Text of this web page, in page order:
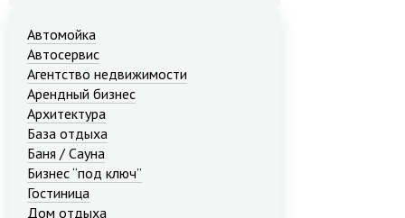
Автомойка
Автосервис
Агентство недвижимости
Арендный бизнес
Архитектура
База отдыха
Баня / Сауна
Бизнес “под ключ”
Гостиница
Дом отдыха